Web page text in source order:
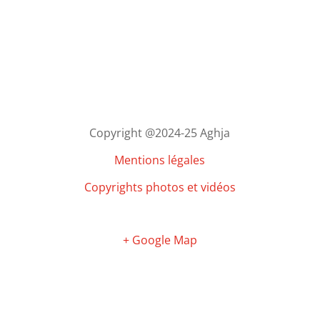
Copyright @2024-25 Aghja
Mentions légales
Copyrights photos et vidéos
+ Google Map